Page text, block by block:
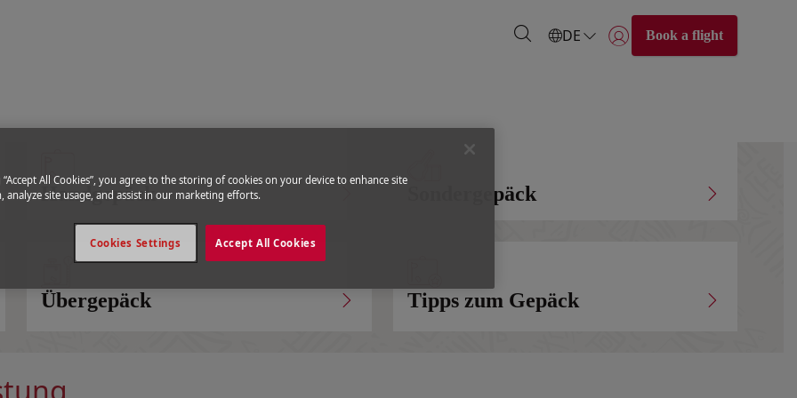
DE Anmelden | Beitreten)
Book a flight
Handgepäck Sondergepäck
Übergepäck Tipps zum Gepäck
“Accept All Cookies”, you agree to the storing of cookies on your device to enhance site
analyze site usage, and assist in our marketing efforts.
Accept All Cookies
Cookies Settings